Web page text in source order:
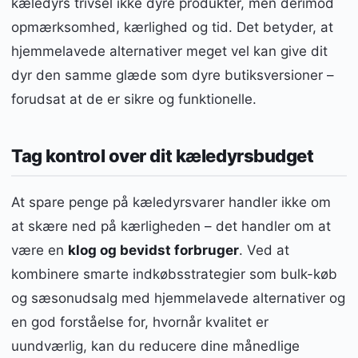
kæledyrs trivsel ikke dyre produkter, men derimod
opmærksomhed, kærlighed og tid. Det betyder, at
hjemmelavede alternativer meget vel kan give dit
dyr den samme glæde som dyre butiksversioner –
forudsat at de er sikre og funktionelle.
Tag kontrol over dit kæledyrsbudget
At spare penge på kæledyrsvarer handler ikke om
at skære ned på kærligheden – det handler om at
være en klog og bevidst forbruger. Ved at
kombinere smarte indkøbsstrategier som bulk-køb
og sæsonudsalg med hjemmelavede alternativer og
en god forståelse for, hvornår kvalitet er
uundværlig, kan du reducere dine månedlige